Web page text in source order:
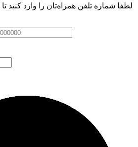
لطفا شماره تلفن همراه‌تان را وارد کنید